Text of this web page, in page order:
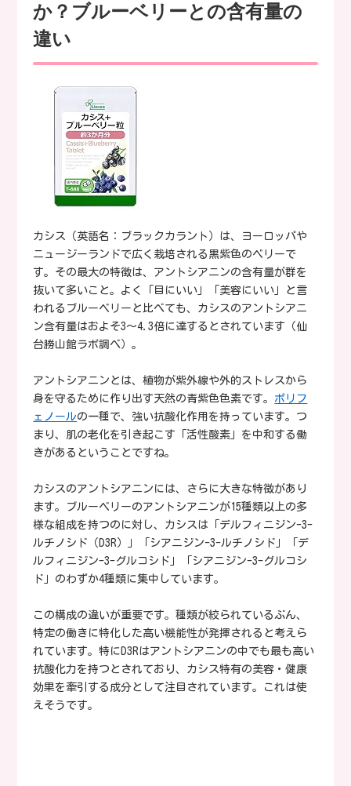
か？ブルーベリーとの含有量の
違い
カシス（英語名：ブラックカラント）は、ヨーロッパや
ニュージーランドで広く栽培される黒紫色のベリーで
す。その最大の特徴は、アントシアニンの含有量が群を
抜いて多いこと。よく「目にいい」「美容にいい」と言
われるブルーベリーと比べても、カシスのアントシアニ
ン含有量はおよそ3〜4.3倍に達するとされています（仙
台勝山館ラボ調べ）。
アントシアニンとは、植物が紫外線や外的ストレスから
身を守るために作り出す天然の青紫色色素です。 ポリフ
ェノールの一種で、強い抗酸化作用を持っています。つ
まり、肌の老化を引き起こす「活性酸素」を中和する働
きがあるということですね。
カシスのアントシアニンには、さらに大きな特徴があり
ます。ブルーベリーのアントシアニンが15種類以上の多
様な組成を持つのに対し、カシスは「デルフィニジン-3-
ルチノシド（D3R）」「シアニジン-3-ルチノシド」「デ
ルフィニジン-3-グルコシド」「シアニジン-3-グルコシ
ド」のわずか4種類に集中しています。
この構成の違いが重要です。種類が絞られているぶん、
特定の働きに特化した高い機能性が発揮されると考えら
れています。特にD3Rはアントシアニンの中でも最も高い
抗酸化力を持つとされており、カシス特有の美容・健康
効果を牽引する成分として注目されています。これは使
えそうです。